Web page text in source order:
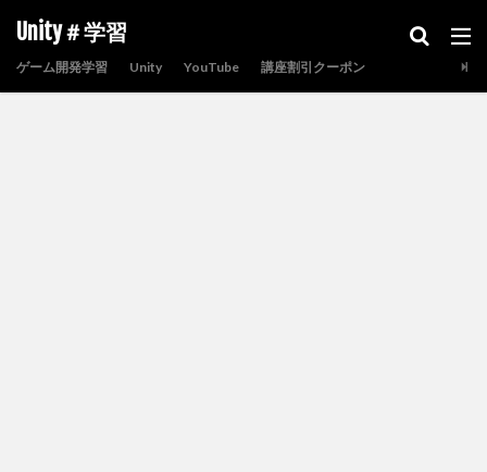
Unity＃学習
ゲーム開発学習 Unity YouTube 講座割引クーポン